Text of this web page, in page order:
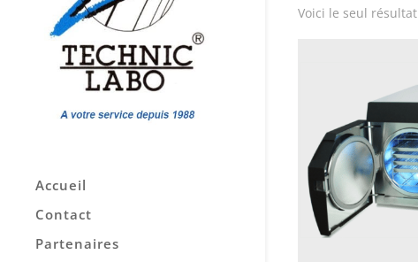
Accueil
Contact
Partenaires
Voici le seul résultat